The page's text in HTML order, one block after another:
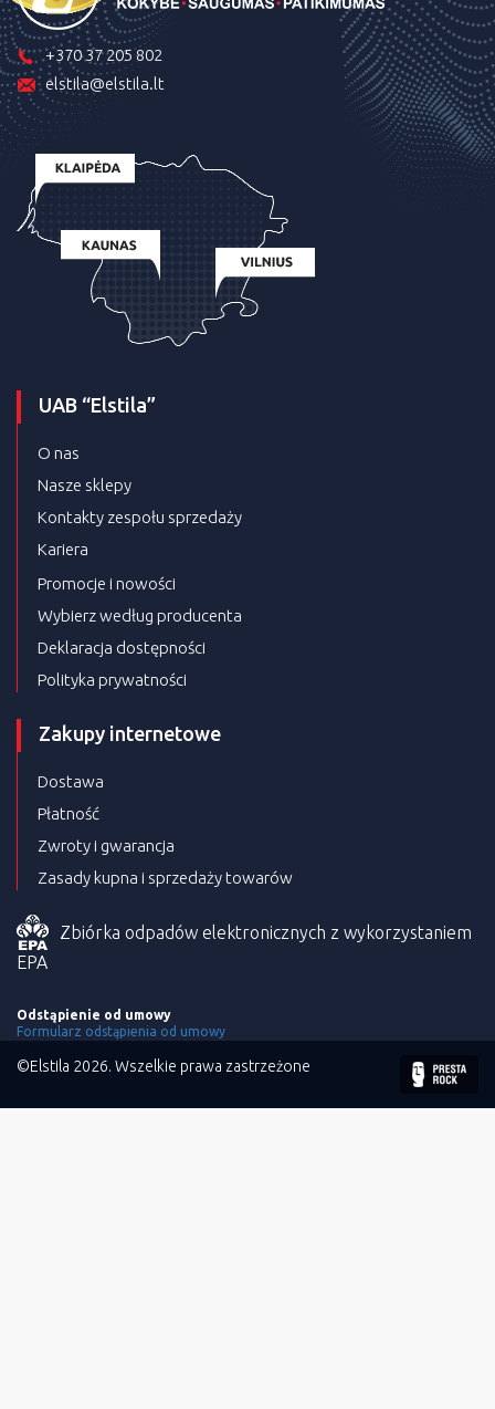
+370 37 205 802
elstila@elstila.lt
UAB “Elstila”
O nas
Nasze sklepy
Kontakty zespołu sprzedaży
Kariera
Promocje i nowości
Wybierz według producenta
Deklaracja dostępności
Polityka prywatności
Zakupy internetowe
Dostawa
Płatność
Zwroty i gwarancja
Zasady kupna i sprzedaży towarów
Zbiórka odpadów elektronicznych z wykorzystaniem
EPA
Odstąpienie od umowy
Formularz odstąpienia od umowy
©Elstila 2026. Wszelkie prawa zastrzeżone